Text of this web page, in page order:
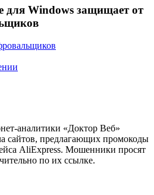
для Windows защищает от
аналитики «Доктор Веб»
сайтов, предлагающих промокоды
AliExpress. Мошенники просят
по их ссылке.